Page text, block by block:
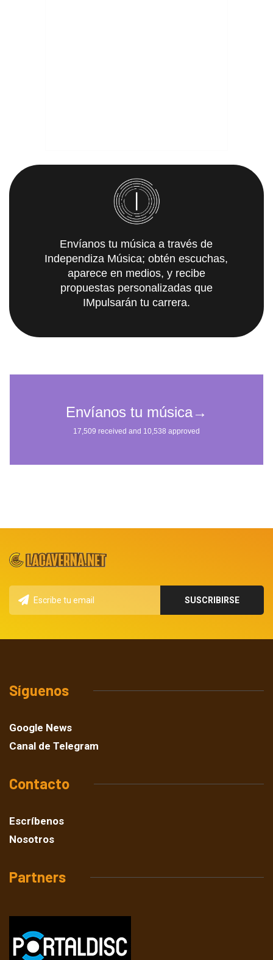
Envíanos tu música a través de
Independiza Música; obtén escuchas,
aparece en medios, y recibe
propuestas personalizadas que
IMpulsarán tu carrera.
Síguenos
Google News
Canal de Telegram
Contacto
Escríbenos
Nosotros
Partners